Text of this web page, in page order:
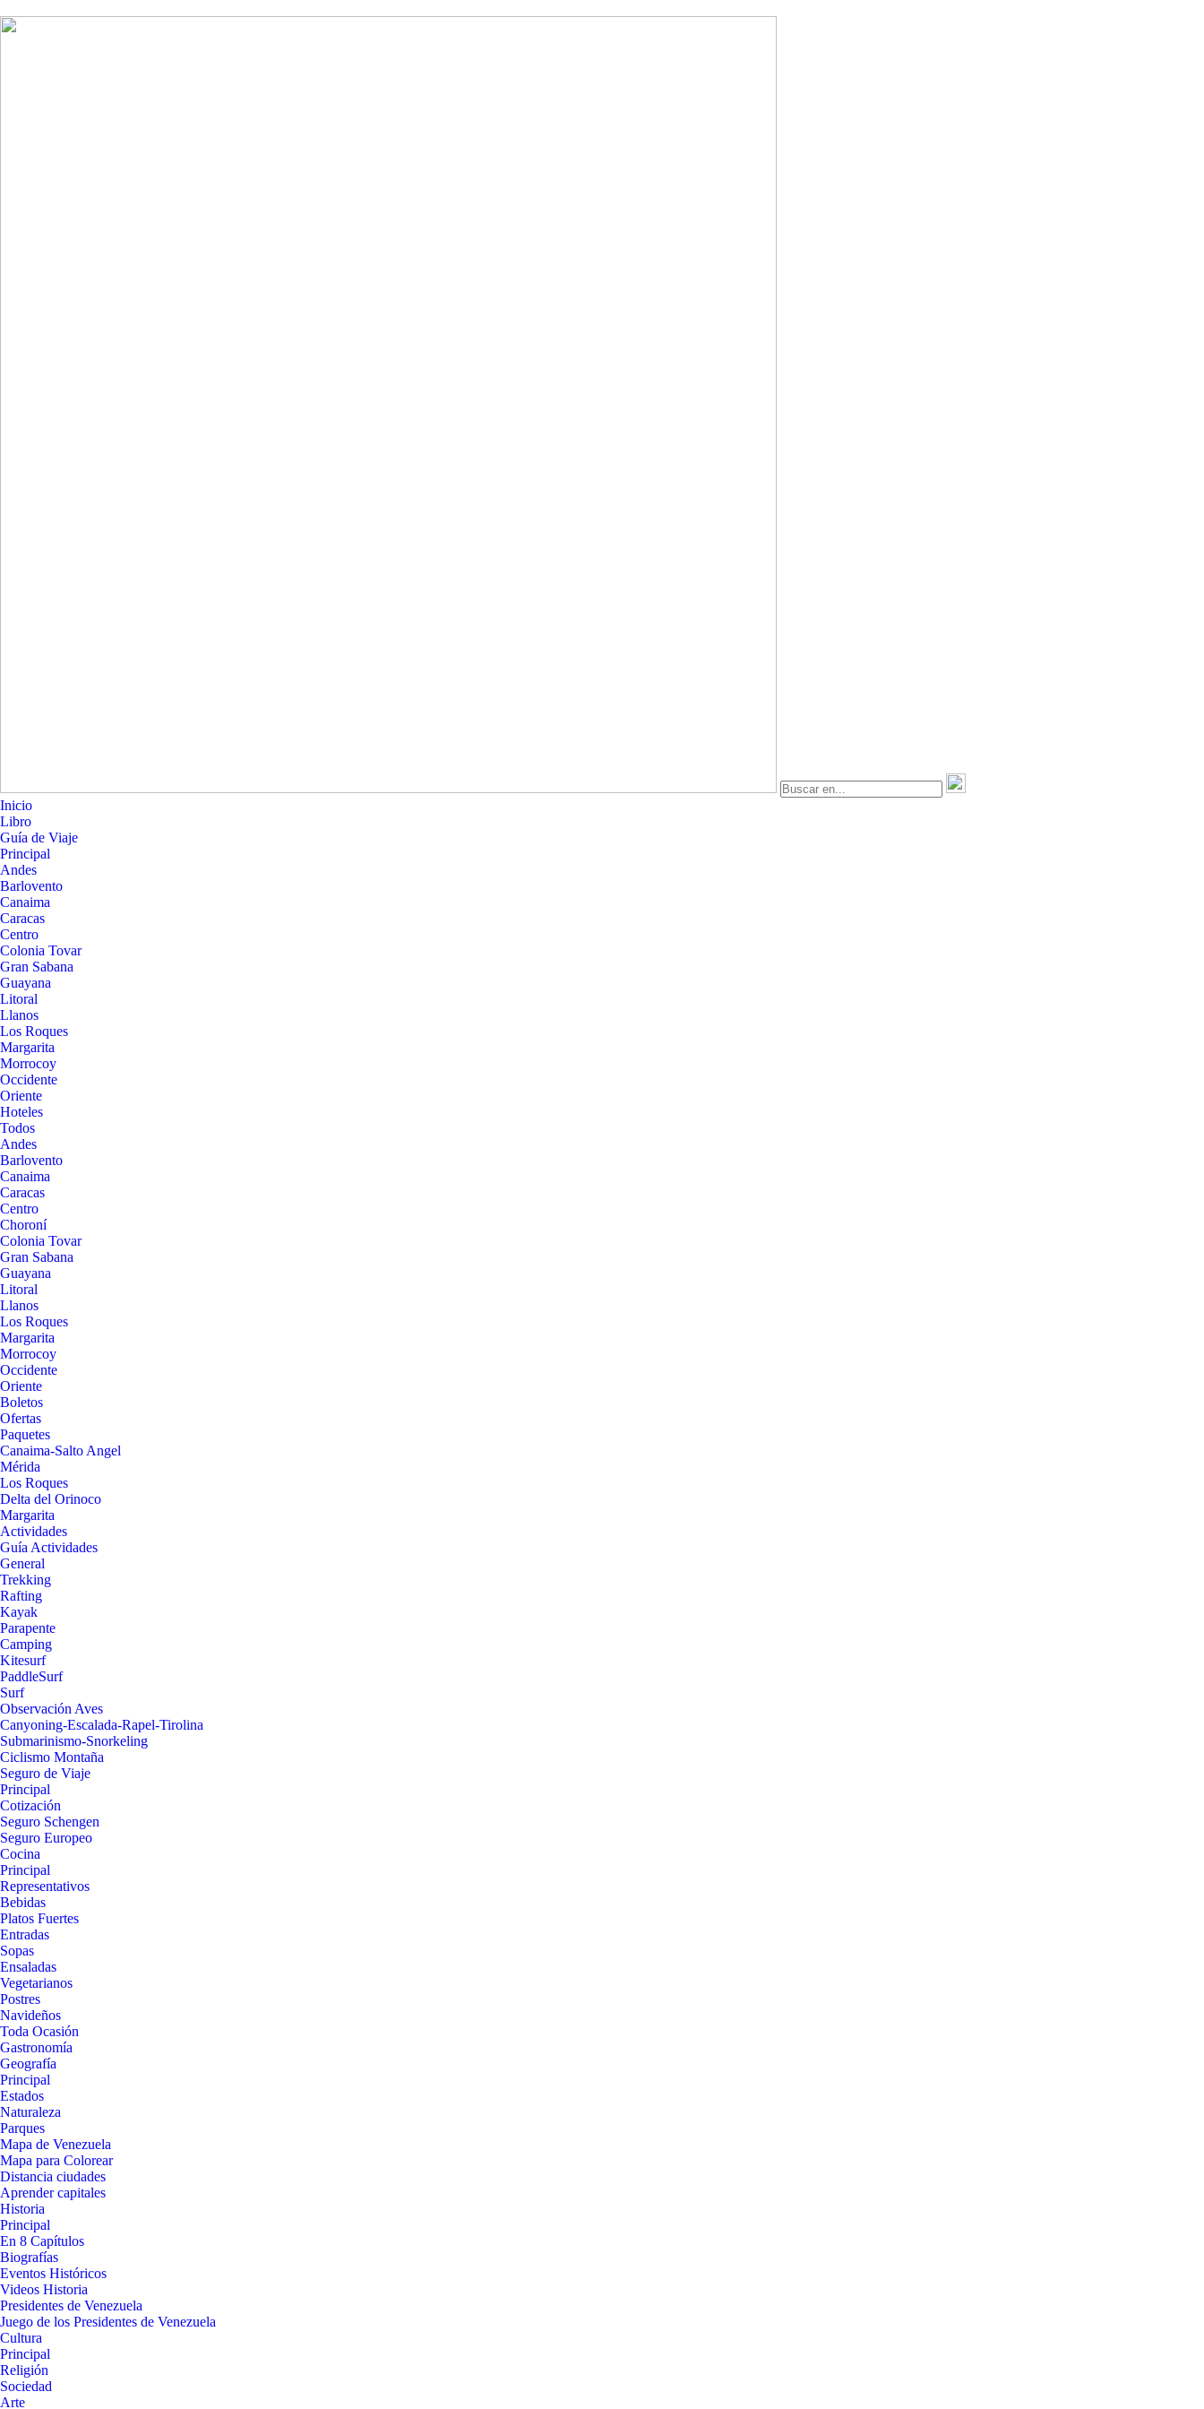
Inicio
Libro
Guía de Viaje
Principal
Andes
Barlovento
Canaima
Caracas
Centro
Colonia Tovar
Gran Sabana
Guayana
Litoral
Llanos
Los Roques
Margarita
Morrocoy
Occidente
Oriente
Hoteles
Todos
Andes
Barlovento
Canaima
Caracas
Centro
Choroní
Colonia Tovar
Gran Sabana
Guayana
Litoral
Llanos
Los Roques
Margarita
Morrocoy
Occidente
Oriente
Boletos
Ofertas
Paquetes
Canaima-Salto Angel
Mérida
Los Roques
Delta del Orinoco
Margarita
Actividades
Guía Actividades
General
Trekking
Rafting
Kayak
Parapente
Camping
Kitesurf
PaddleSurf
Surf
Observación Aves
Canyoning-Escalada-Rapel-Tirolina
Submarinismo-Snorkeling
Ciclismo Montaña
Seguro de Viaje
Principal
Cotización
Seguro Schengen
Seguro Europeo
Cocina
Principal
Representativos
Bebidas
Platos Fuertes
Entradas
Sopas
Ensaladas
Vegetarianos
Postres
Navideños
Toda Ocasión
Gastronomía
Geografía
Principal
Estados
Naturaleza
Parques
Mapa de Venezuela
Mapa para Colorear
Distancia ciudades
Aprender capitales
Historia
Principal
En 8 Capítulos
Biografías
Eventos Históricos
Videos Historia
Presidentes de Venezuela
Juego de los Presidentes de Venezuela
Cultura
Principal
Religión
Sociedad
Arte